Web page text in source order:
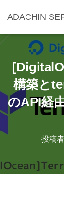
ADACHIN
構築と
のAPI経
投稿